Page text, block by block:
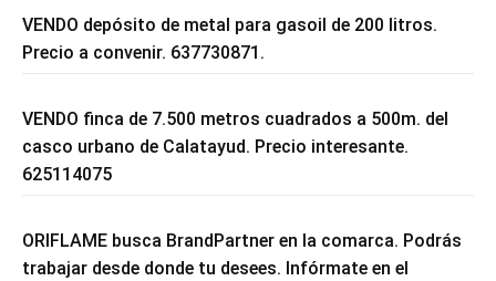
VENDO depósito de metal para gasoil de 200 litros.
Precio a convenir. 637730871.
VENDO finca de 7.500 metros cuadrados a 500m. del
casco urbano de Calatayud. Precio interesante.
625114075
ORIFLAME busca BrandPartner en la comarca. Podrás
trabajar desde donde tu desees. Infórmate en el